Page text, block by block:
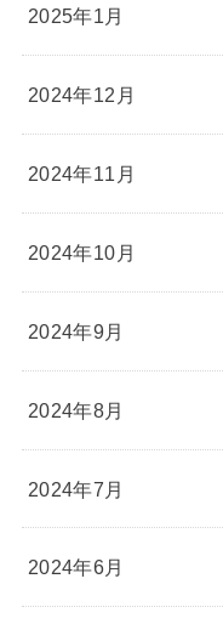
2025年1月
2024年12月
2024年11月
2024年10月
2024年9月
2024年8月
2024年7月
2024年6月